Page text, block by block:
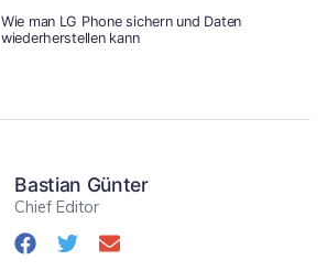
Wie man LG Phone sichern und Daten
wiederherstellen kann
Bastian Günter
Chief Editor